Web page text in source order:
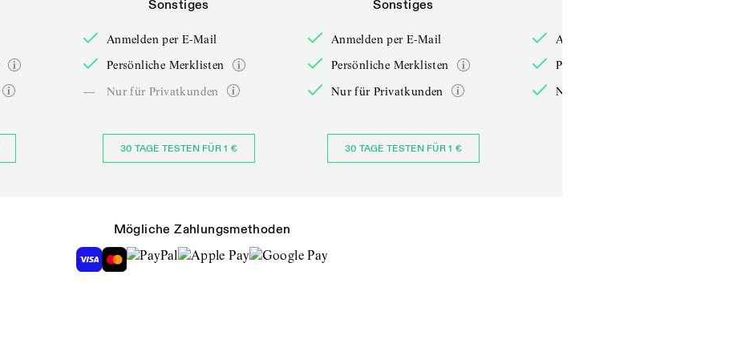
Sonstiges
Anmelden per E-Mail
Persönliche Merklisten
—
Nur für Privatkunden
30 TAGE TESTEN FÜR 1 €
Sonstiges
Anmelden per E-Mail
Persönliche Merklisten
Nur für Privatkunden
30 TAGE TESTEN FÜR 1 €
Anmelden per E-Mail
Persönliche Merklisten
Nur für Privatkunden
Mögliche Zahlungsmethoden